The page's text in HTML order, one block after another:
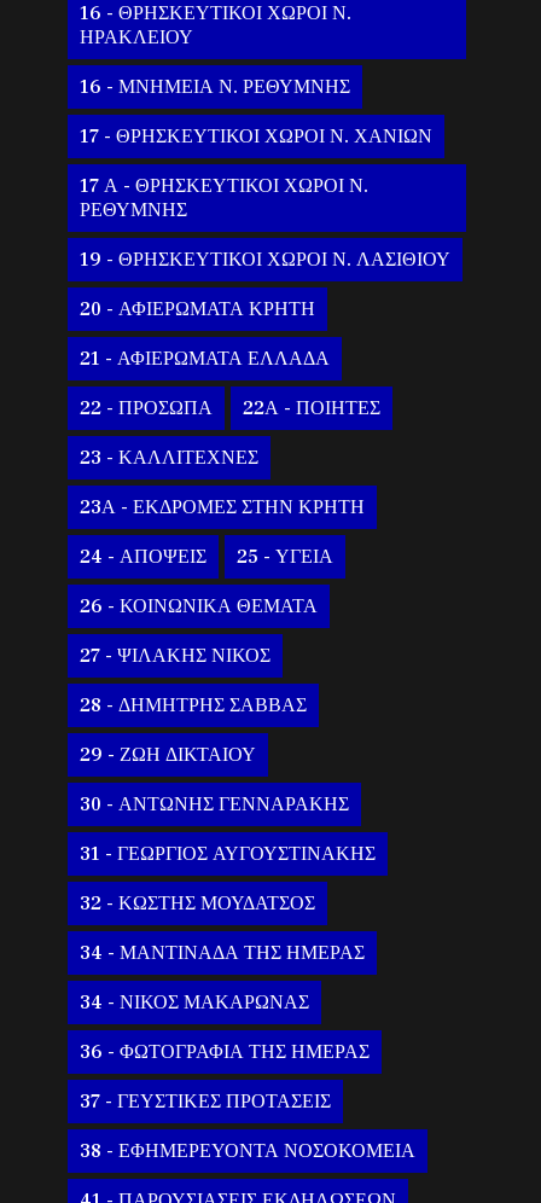
16 - ΘΡΗΣΚΕΥΤΙΚΟΙ ΧΩΡΟΙ Ν.
ΗΡΑΚΛΕΙΟΥ
16 - ΜΝΗΜΕΙΑ Ν. ΡΕΘΥΜΝΗΣ
17 - ΘΡΗΣΚΕΥΤΙΚΟΙ ΧΩΡΟΙ Ν. ΧΑΝΙΩΝ
17 Α - ΘΡΗΣΚΕΥΤΙΚΟΙ ΧΩΡΟΙ Ν.
ΡΕΘΥΜΝΗΣ
19 - ΘΡΗΣΚΕΥΤΙΚΟΙ ΧΩΡΟΙ Ν. ΛΑΣΙΘΙΟΥ
20 - ΑΦΙΕΡΩΜΑΤΑ ΚΡΗΤΗ
21 - ΑΦΙΕΡΩΜΑΤΑ ΕΛΛΑΔΑ
22 - ΠΡΟΣΩΠΑ 22Α - ΠΟΙΗΤΕΣ
23 - ΚΑΛΛΙΤΕΧΝΕΣ
23Α - ΕΚΔΡΟΜΕΣ ΣΤΗΝ ΚΡΗΤΗ
24 - ΑΠΟΨΕΙΣ 25 - ΥΓΕΙΑ
26 - ΚΟΙΝΩΝΙΚΑ ΘΕΜΑΤΑ
27 - ΨΙΛΑΚΗΣ ΝΙΚΟΣ
28 - ΔΗΜΗΤΡΗΣ ΣΑΒΒΑΣ
29 - ΖΩΗ ΔΙΚΤΑΙΟΥ
30 - ΑΝΤΩΝΗΣ ΓΕΝΝΑΡΑΚΗΣ
31 - ΓΕΩΡΓΙΟΣ ΑΥΓΟΥΣΤΙΝΑΚΗΣ
32 - ΚΩΣΤΗΣ ΜΟΥΔΑΤΣΟΣ
34 - ΜΑΝΤΙΝΑΔΑ ΤΗΣ ΗΜΕΡΑΣ
34 - ΝΙΚΟΣ ΜΑΚΑΡΩΝΑΣ
36 - ΦΩΤΟΓΡΑΦΙΑ ΤΗΣ ΗΜΕΡΑΣ
37 - ΓΕΥΣΤΙΚΕΣ ΠΡΟΤΑΣΕΙΣ
38 - ΕΦΗΜΕΡΕΥΟΝΤΑ ΝΟΣΟΚΟΜΕΙΑ